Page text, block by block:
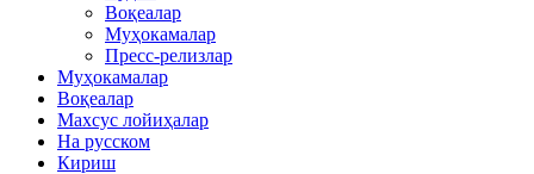
Воқеалар
Муҳокамалар
Пресс-релизлар
Муҳокамалар
Воқеалар
Махсус лойиҳалар
На русском
Кириш